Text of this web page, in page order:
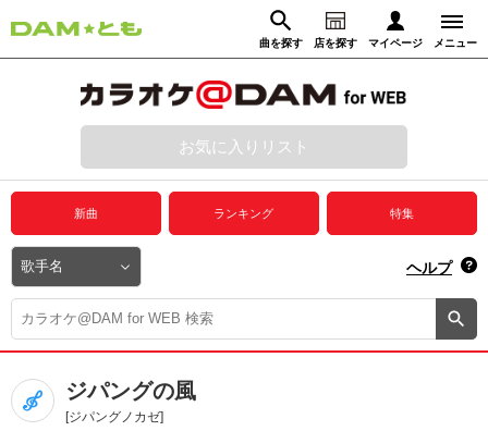
曲を探す 店を探す マイページ メニュー
動画からさがす 録音からさがす
ログイン
プレミアムサービス
DAM★とも動画
DAM★とも録音
カラオケ＠DAM
ユーザー検索
お気に入りリスト
新曲 ランキング 特集
ヘルプ
ジパングの風
[ジパングノカゼ]